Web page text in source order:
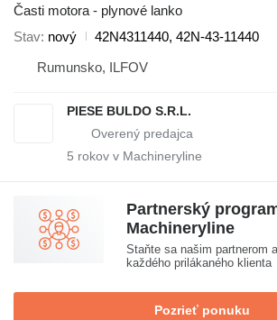
Časti motora - plynové lanko
Stav nový
42N4311440, 42N-43-11440
Rumunsko, ILFOV
PIESE BULDO S.R.L.
5 rokov v Machineryline
Partnerský
Machineryline
Staňte sa našim partnerom
každého prilákaného klienta
Pozrieť ponuku